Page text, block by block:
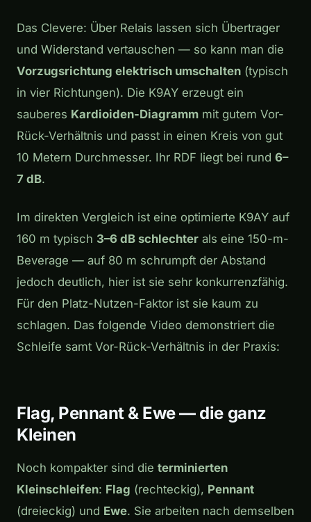
Das Clevere: Über Relais lassen sich Übertrager
und Widerstand vertauschen — so kann man die
Vorzugsrichtung elektrisch umschalten (typisch
in vier Richtungen). Die K9AY erzeugt ein
sauberes Kardioiden-Diagramm mit gutem Vor-
Rück-Verhältnis und passt in einen Kreis von gut
10 Metern Durchmesser. Ihr RDF liegt bei rund 6–
7 dB.
Im direkten Vergleich ist eine optimierte K9AY auf
160 m typisch 3–6 dB schlechter als eine 150-m-
Beverage — auf 80 m schrumpft der Abstand
jedoch deutlich, hier ist sie sehr konkurrenzfähig.
Für den Platz-Nutzen-Faktor ist sie kaum zu
schlagen. Das folgende Video demonstriert die
Schleife samt Vor-Rück-Verhältnis in der Praxis:
Flag, Pennant & Ewe — die ganz
Kleinen
Noch kompakter sind die terminierten
Kleinschleifen: Flag (rechteckig), Pennant
(dreieckig) und Ewe. Sie arbeiten nach demselben